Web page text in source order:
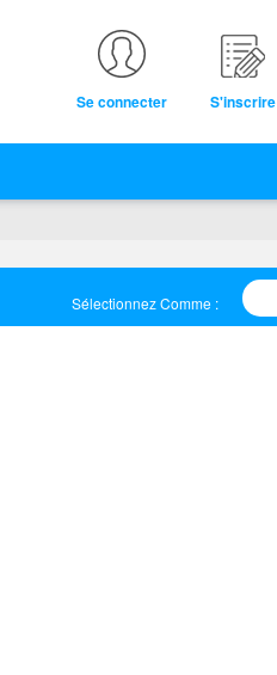
Se connecter S'inscrire
Sélectionnez Comme :